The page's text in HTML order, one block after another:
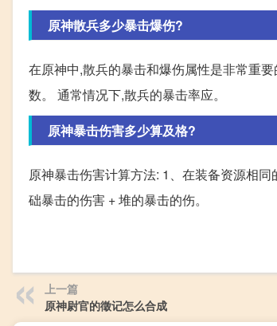
原神散兵多少暴击爆伤?
在原神中,散兵的暴击和爆伤属性是非常重
数。 通常情况下,散兵的暴击率应。
原神暴击伤害多少算及格?
原神暴击伤害计算方法: 1、在装备资源相
础暴击的伤害 + 堆的暴击的伤。
上一篇
原神尉官的徵记怎么合成